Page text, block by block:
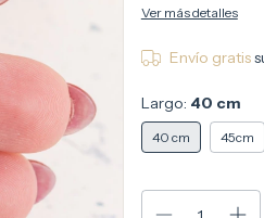
Ver más detalles
Envío gratis
Largo: 40 cm
40 cm 45cm